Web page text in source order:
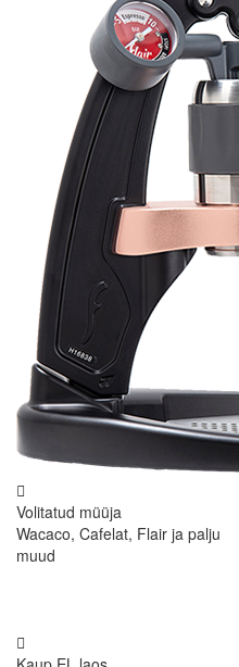
Volitatud müüja
Wacaco, Cafelat, Flair ja palju
muud